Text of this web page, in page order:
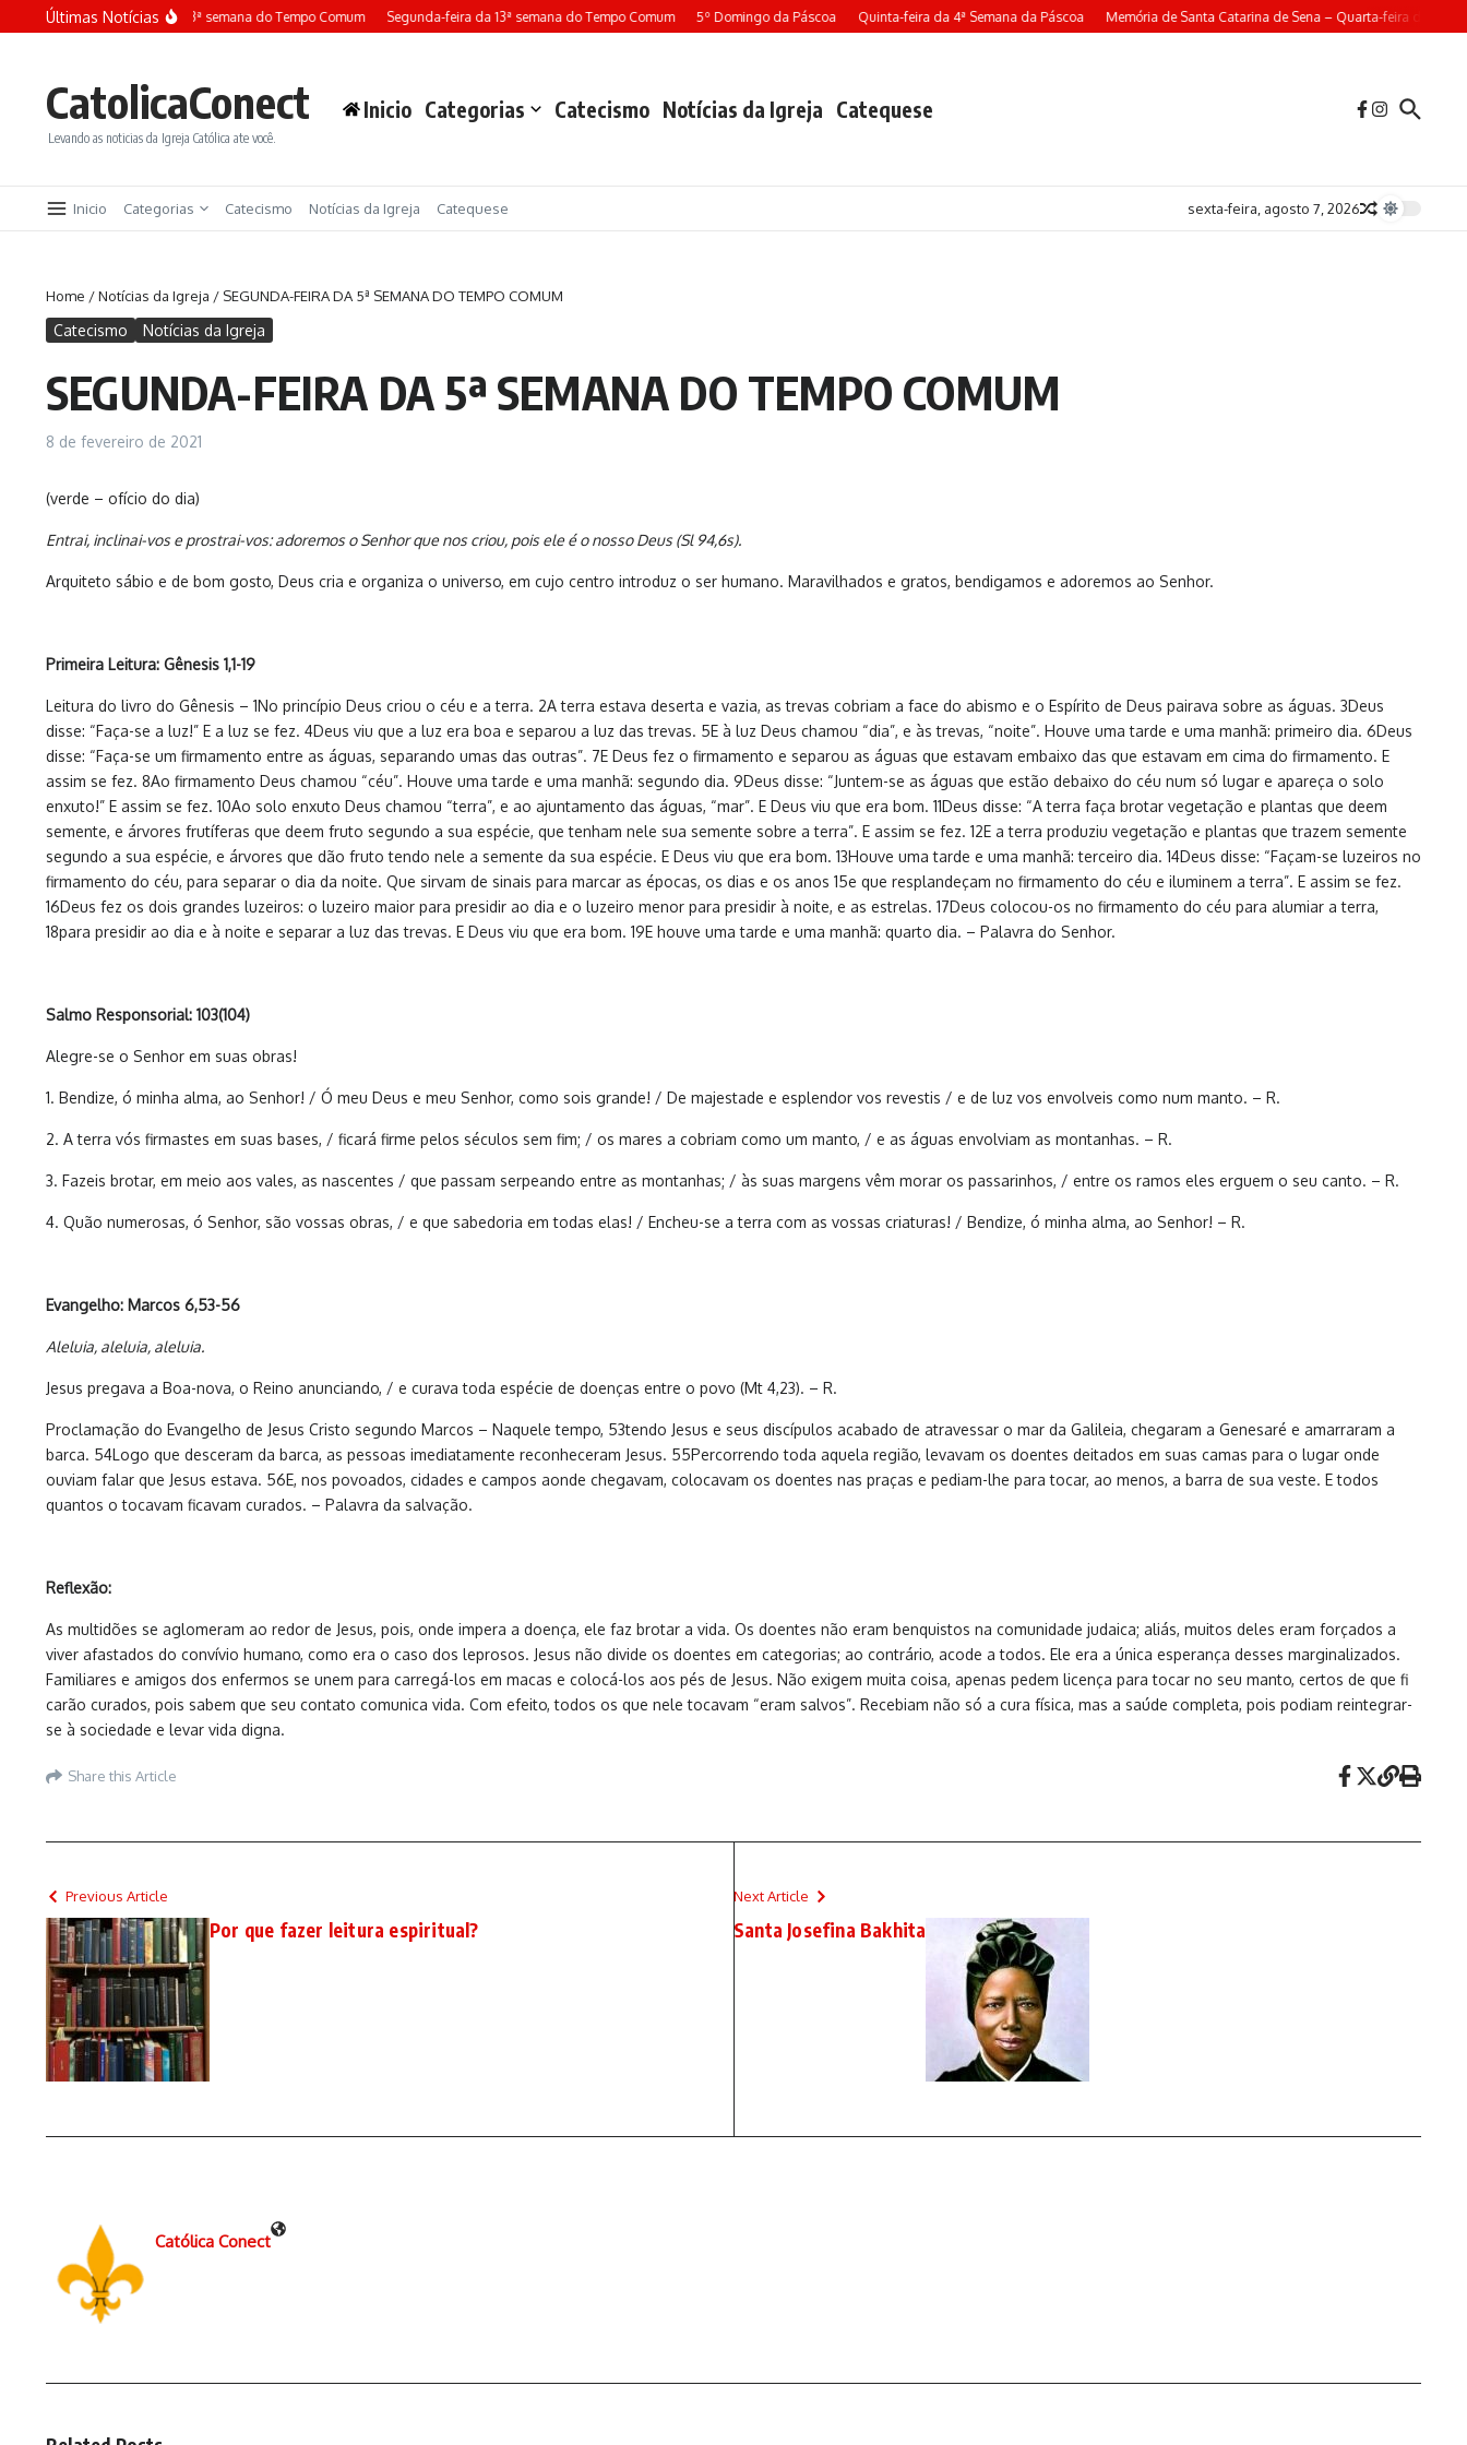
Ir para o conteúdo
Últimas Notícias
Terça-feira da 13ª semana do Tempo Comum Segunda-feira da 13ª semana do Tempo Comum 5º Domingo da Páscoa Quinta-feira da 4ª Semana da Páscoa Memória de Santa Catarina de Sena – Quarta-feira da 4ª
CatolicaConect
Levando as noticias da Igreja Católica ate você.
Inicio Categorias Catecismo Notícias da Igreja Catequese
Inicio Categorias Catecismo Notícias da Igreja Catequese sexta-feira, agosto 7, 2026
Home /Notícias da Igreja / SEGUNDA-FEIRA DA 5ª SEMANA DO TEMPO COMUM
Catecismo Notícias da Igreja
SEGUNDA-FEIRA DA 5ª SEMANA DO TEMPO COMUM
8 de fevereiro de 2021
(verde – ofício do dia)
Entrai, inclinai-vos e prostrai-vos: adoremos o Senhor que nos criou, pois ele é o nosso Deus (Sl 94,6s).
Arquiteto sábio e de bom gosto, Deus cria e organiza o universo, em cujo centro introduz o ser humano. Maravilhados e gratos, bendigamos e adoremos ao Senhor.
Primeira Leitura: Gênesis 1,1-19
Leitura do livro do Gênesis – 1No princípio Deus criou o céu e a terra. 2A terra estava deserta e vazia, as trevas cobriam a face do abismo e o Espírito de Deus pairava sobre as águas. 3Deus
disse: “Faça-se a luz!” E a luz se fez. 4Deus viu que a luz era boa e separou a luz das trevas. 5E à luz Deus chamou “dia”, e às trevas, “noite”. Houve uma tarde e uma manhã: primeiro dia. 6Deus
disse: “Faça-se um firmamento entre as águas, separando umas das outras”. 7E Deus fez o firmamento e separou as águas que estavam embaixo das que estavam em cima do firmamento. E
assim se fez. 8Ao firmamento Deus chamou “céu”. Houve uma tarde e uma manhã: segundo dia. 9Deus disse: “Juntem-se as águas que estão debaixo do céu num só lugar e apareça o solo
enxuto!” E assim se fez. 10Ao solo enxuto Deus chamou “terra”, e ao ajuntamento das águas, “mar”. E Deus viu que era bom. 11Deus disse: “A terra faça brotar vegetação e plantas que deem
semente, e árvores frutíferas que deem fruto segundo a sua espécie, que tenham nele sua semente sobre a terra”. E assim se fez. 12E a terra produziu vegetação e plantas que trazem semente
segundo a sua espécie, e árvores que dão fruto tendo nele a semente da sua espécie. E Deus viu que era bom. 13Houve uma tarde e uma manhã: terceiro dia. 14Deus disse: “Façam-se luzeiros no
firmamento do céu, para separar o dia da noite. Que sirvam de sinais para marcar as épocas, os dias e os anos 15e que resplandeçam no firmamento do céu e iluminem a terra”. E assim se fez.
16Deus fez os dois grandes luzeiros: o luzeiro maior para presidir ao dia e o luzeiro menor para presidir à noite, e as estrelas. 17Deus colocou-os no firmamento do céu para alumiar a terra,
18para presidir ao dia e à noite e separar a luz das trevas. E Deus viu que era bom. 19E houve uma tarde e uma manhã: quarto dia. – Palavra do Senhor.
Salmo Responsorial: 103(104)
Alegre-se o Senhor em suas obras!
1. Bendize, ó minha alma, ao Senhor! / Ó meu Deus e meu Senhor, como sois grande! / De majestade e esplendor vos revestis / e de luz vos envolveis como num manto. – R.
2. A terra vós firmastes em suas bases, / ficará firme pelos séculos sem fim; / os mares a cobriam como um manto, / e as águas envolviam as montanhas. – R.
3. Fazeis brotar, em meio aos vales, as nascentes / que passam serpeando entre as montanhas; / às suas margens vêm morar os passarinhos, / entre os ramos eles erguem o seu canto. – R.
4. Quão numerosas, ó Senhor, são vossas obras, / e que sabedoria em todas elas! / Encheu-se a terra com as vossas criaturas! / Bendize, ó minha alma, ao Senhor! – R.
Evangelho: Marcos 6,53-56
Aleluia, aleluia, aleluia.
Jesus pregava a Boa-nova, o Reino anunciando, / e curava toda espécie de doenças entre o povo (Mt 4,23). – R.
Proclamação do Evangelho de Jesus Cristo segundo Marcos – Naquele tempo, 53tendo Jesus e seus discípulos acabado de atravessar o mar da Galileia, chegaram a Genesaré e amarraram a
barca. 54Logo que desceram da barca, as pessoas imediatamente reconheceram Jesus. 55Percorrendo toda aquela região, levavam os doentes deitados em suas camas para o lugar onde
ouviam falar que Jesus estava. 56E, nos povoados, cidades e campos aonde chegavam, colocavam os doentes nas praças e pediam-lhe para tocar, ao menos, a barra de sua veste. E todos
quantos o tocavam ficavam curados. – Palavra da salvação.
Reflexão:
As multidões se aglomeram ao redor de Jesus, pois, onde impera a doença, ele faz brotar a vida. Os doentes não eram benquistos na comunidade judaica; aliás, muitos deles eram forçados a
viver afastados do convívio humano, como era o caso dos leprosos. Jesus não divide os doentes em categorias; ao contrário, acode a todos. Ele era a única esperança desses marginalizados.
Familiares e amigos dos enfermos se unem para carregá-los em macas e colocá-los aos pés de Jesus. Não exigem muita coisa, apenas pedem licença para tocar no seu manto, certos de que fi
carão curados, pois sabem que seu contato comunica vida. Com efeito, todos os que nele tocavam “eram salvos”. Recebiam não só a cura física, mas a saúde completa, pois podiam reintegrar-
se à sociedade e levar vida digna.
Share this Article
Previous Article
Por que fazer leitura espiritual?
Next Article
Santa Josefina Bakhita
Católica Conect